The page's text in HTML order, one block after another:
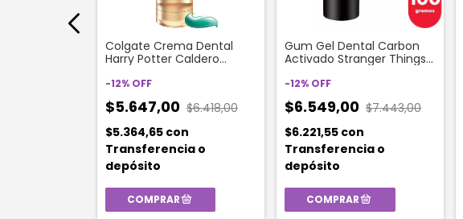
Colgate Crema Dental
Harry Potter Caldero
gr
-12% OFF
$5.647,00 $6.418,00
$5.364,65 con
Transferencia o
depósito
Gum Gel Dental Carbon
Activado Stranger Things
-12% OFF
$6.549,00 $7.443,00
$6.221,55 con
Transferencia o
depósito